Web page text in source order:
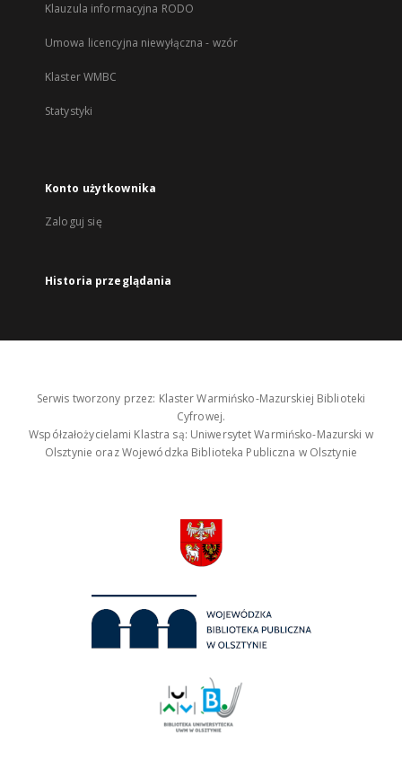
Klauzula informacyjna RODO
Umowa licencyjna niewyłączna - wzór
Klaster WMBC
Statystyki
Konto użytkownika
Zaloguj się
Historia przeglądania
Serwis tworzony przez: Klaster Warmińsko-Mazurskiej Biblioteki
Cyfrowej.
Współzałożycielami Klastra są: Uniwersytet Warmińsko-Mazurski w
Olsztynie oraz Wojewódzka Biblioteka Publiczna w Olsztynie